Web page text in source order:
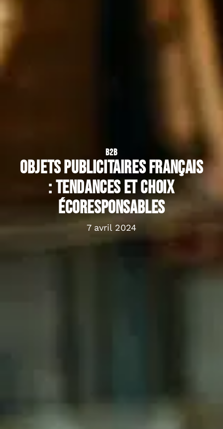
B2B
Objets publicitaires français
: tendances et choix
écoresponsables
7 avril 2024